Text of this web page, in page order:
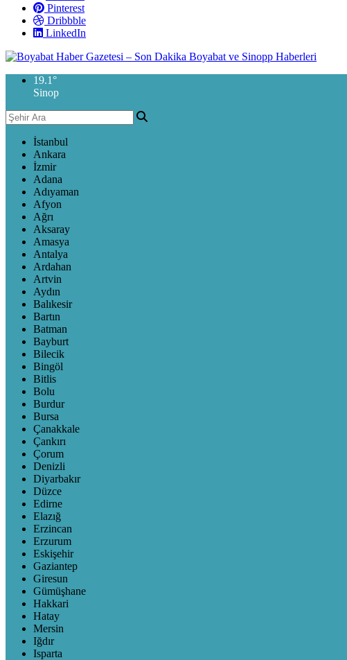
Pinterest
Dribbble
LinkedIn
19.1 °
Sinop
İstanbul
Ankara
İzmir
Adana
Adıyaman
Afyon
Ağrı
Aksaray
Amasya
Antalya
Ardahan
Artvin
Aydın
Balıkesir
Bartın
Batman
Bayburt
Bilecik
Bingöl
Bitlis
Bolu
Burdur
Bursa
Çanakkale
Çankırı
Çorum
Denizli
Diyarbakır
Düzce
Edirne
Elazığ
Erzincan
Erzurum
Eskişehir
Gaziantep
Giresun
Gümüşhane
Hakkari
Hatay
Mersin
Iğdır
Isparta